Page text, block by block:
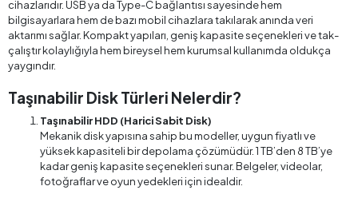
cihazlarıdır. USB ya da Type-C bağlantısı sayesinde hem
bilgisayarlara hem de bazı mobil cihazlara takılarak anında veri
aktarımı sağlar. Kompakt yapıları, geniş kapasite seçenekleri ve tak-
çalıştır kolaylığıyla hem bireysel hem kurumsal kullanımda oldukça
yaygındır.
Taşınabilir Disk Türleri Nelerdir?
Taşınabilir HDD (Harici Sabit Disk)
Mekanik disk yapısına sahip bu modeller, uygun fiyatlı ve
yüksek kapasiteli bir depolama çözümüdür. 1 TB’den 8 TB’ye
kadar geniş kapasite seçenekleri sunar. Belgeler, videolar,
fotoğraflar ve oyun yedekleri için idealdir.